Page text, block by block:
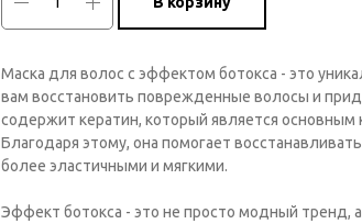
Маска для волос с эффектом ботокса - это
вам восстановить поврежденные волосы и
содержит кератин, который является
Благодаря этому, она помогает
более эластичными и мягкими.
Эффект ботокса - это не просто модный тренд,